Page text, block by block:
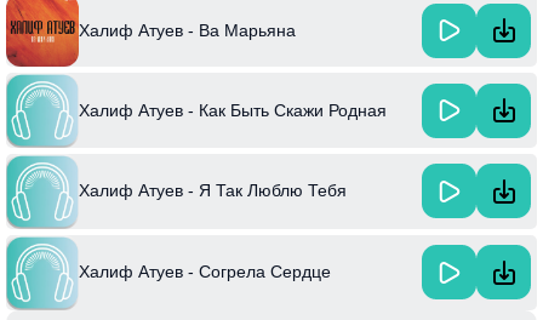
Халиф Атуев - Ва Марьяна
Халиф Атуев - Как Быть Скажи Родная
Халиф Атуев - Я Так Люблю Тебя
Халиф Атуев - Согрела Сердце